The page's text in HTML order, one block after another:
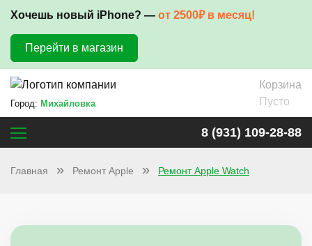
Хочешь новый iPhone? — от 2500₽ в месяц!
Перейти в магазин
Город: Михайловка
Корзина
Пусто
8 (931) 109-28-88
Главная Ремонт Apple Ремонт Apple Watch